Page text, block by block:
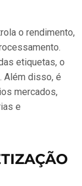
o rendimento,
etiquetas, o
Além disso, é
mercados,
e